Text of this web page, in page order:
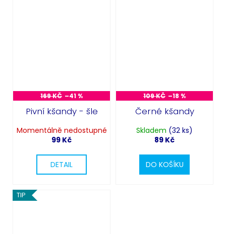
169 KČ –41 %
Pivní kšandy - šle
Momentálně nedostupné
99 Kč
DETAIL
109 KČ –18 %
Černé kšandy
Skladem (32 ks)
89 Kč
DO KOŠÍKU
TIP